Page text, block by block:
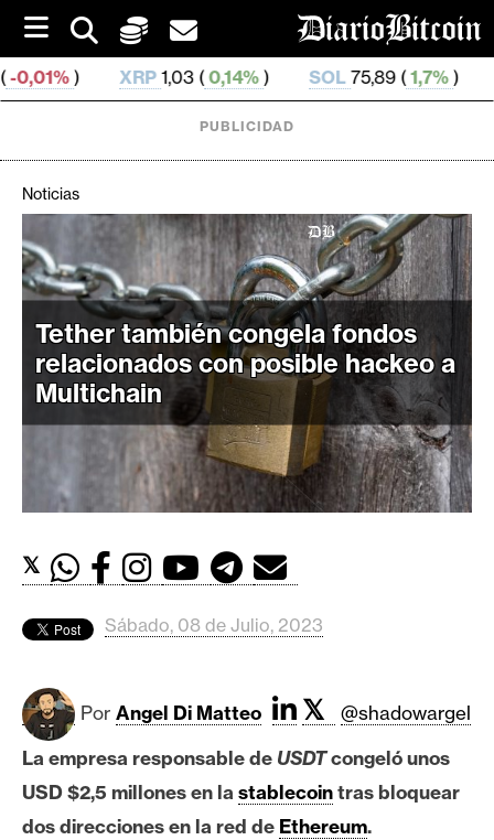
i
p
t
o
XRP1,03 ( 0,14%) SOL75,89 ( 1,7%) TRX0,329
r
i
p
t
o
o
i
c
o
i
PUBLICIDAD
Noticias
Tether también congela fondos
relacionados con posible hackeo a
Multichain
𝕏
Sábado, 08 de Julio, 2023
Por Angel Di Matteo 𝕏
@shadowargel
La empresa responsable de USDTcongeló unos
USD $2,5 millones en la stablecointras bloquear
dos direcciones en la red de Ethereum.